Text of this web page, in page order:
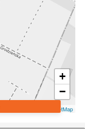
+
−
OpenStreetMap